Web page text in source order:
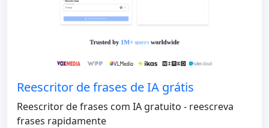
Reescritor de frases de IA grátis
Reescritor de frases com IA gratuito - reescreva
frases rapidamente